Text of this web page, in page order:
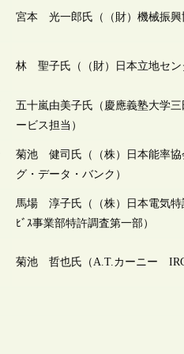
宮本 光一郎氏（（財）機械振興
林 聖子氏（（財）日本立地セン
五十嵐由美子氏（慶應義塾大学
ービス担当）
菊池 健司氏（（株）日本能率協
グ・データ・バンク）
馬場 淳子氏（（株）日本電気特
ﾋﾞｽ事業部特許調査第一部）
菊池 哲也氏（A.T.カーニー